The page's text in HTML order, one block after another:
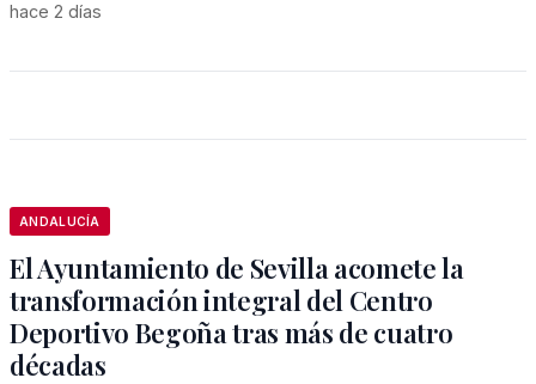
hace 2 días
ANDALUCÍA
El Ayuntamiento de Sevilla acomete la
transformación integral del Centro
Deportivo Begoña tras más de cuatro
décadas